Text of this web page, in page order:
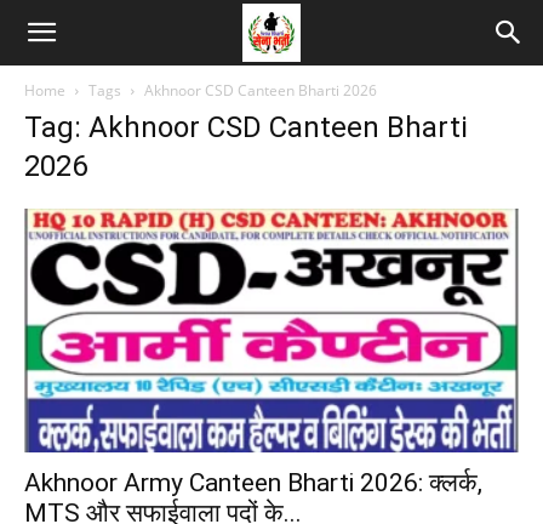
Home Tags Akhnoor CSD Canteen Bharti 2026
Tag: Akhnoor CSD Canteen Bharti
2026
Akhnoor Army Canteen Bharti 2026: क्लर्क,
MTS और सफाईवाला पदों के...